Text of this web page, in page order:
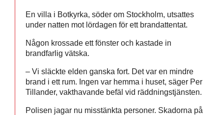
En villa i Botkyrka, söder om Stockholm, utsattes
under natten mot lördagen för ett brandattentat.
Någon krossade ett fönster och kastade in
brandfarlig vätska.
– Vi släckte elden ganska fort. Det var en mindre
brand i ett rum. Ingen var hemma i huset, säger Per
Tillander, vakthavande befäl vid räddningstjänsten.
Polisen jagar nu misstänkta personer. Skadorna på